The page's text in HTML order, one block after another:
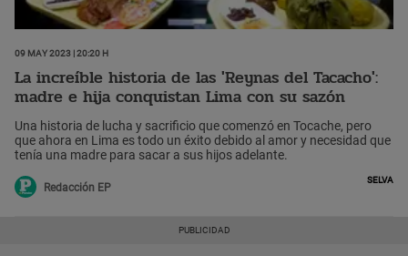
09 May 2023 | 20:20 h
La increíble historia de las 'Reynas del Tacacho':
madre e hija conquistan Lima con su sazón
Una historia de lucha y sacrificio que comenzó en Tocache, pero
que ahora en Lima es todo un éxito debido al amor y necesidad que
tenía una madre para sacar a sus hijos adelante.
Redacción EP
Selva